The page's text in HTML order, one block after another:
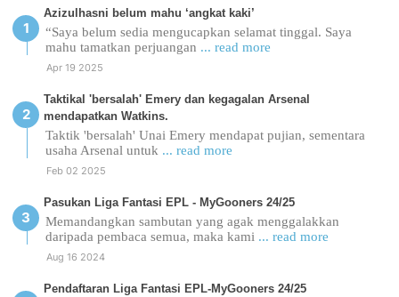
Azizulhasni belum mahu ‘angkat kaki’
“Saya belum sedia mengucapkan selamat tinggal. Saya
mahu tamatkan perjuangan ... read more
Apr 19 2025
Taktikal 'bersalah' Emery dan kegagalan Arsenal
mendapatkan Watkins.
Taktik 'bersalah' Unai Emery mendapat pujian, sementara
usaha Arsenal untuk ... read more
Feb 02 2025
Pasukan Liga Fantasi EPL - MyGooners 24/25
Memandangkan sambutan yang agak menggalakkan
daripada pembaca semua, maka kami ... read more
Aug 16 2024
Pendaftaran Liga Fantasi EPL-MyGooners 24/25